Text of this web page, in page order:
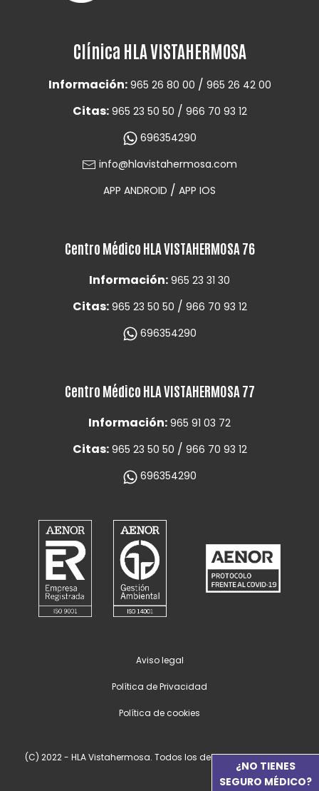
Clínica HLA VISTAHERMOSA
Información: 965 26 80 00 / 965 26 42 00
Citas: 965 23 50 50 / 966 70 93 12
696354290
info@hlavistahermosa.com
APP ANDROID / APP IOS
Centro Médico HLA VISTAHERMOSA 76
Información: 965 23 31 30
Citas: 965 23 50 50 / 966 70 93 12
696354290
Centro Médico HLA VISTAHERMOSA 77
Información: 965 91 03 72
Citas: 965 23 50 50 / 966 70 93 12
696354290
(C) 2022 - HLA Vistahermosa. Todos los derechos reservados.
Aviso legal
Política de Privacidad
Política de cookies
¿NO TIENES
SEGURO MÉDICO?